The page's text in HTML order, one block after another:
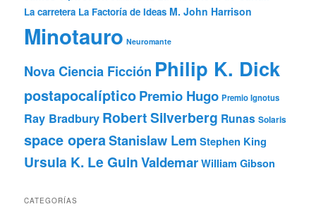
La carretera La Factoría de Ideas M. John Harrison
Minotauro Neuromante
Nova Ciencia Ficción Philip K. Dick
postapocalípticoPremio Hugo Premio Ignotus
Ray Bradbury Robert Silverberg Runas Solaris
space operaStanislaw Lem Stephen King
Ursula K. Le GuinValdemarWilliam Gibson
CATEGORÍAS